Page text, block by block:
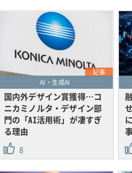
記事
AI・生成AI
国内外デザイン賞獲得…コ
ニカミノルタ・デザイン部
門の「AI活用術」が凄すぎ
る理由
8